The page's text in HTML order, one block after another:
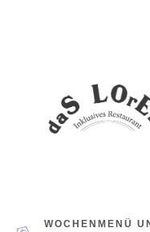
WOCHENMENÜ